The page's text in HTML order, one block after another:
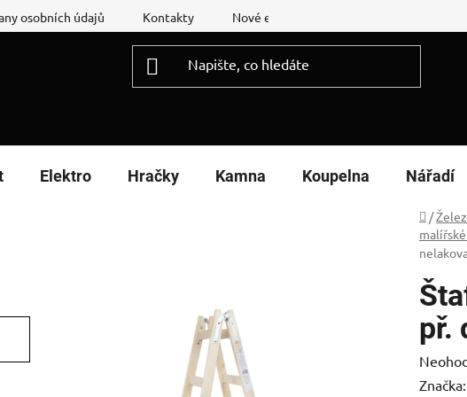
osobních údajů Kontakty Nové energetické štítky
Elektro Hračky Kamna Koupelna Nářadí
Domů
/
př.